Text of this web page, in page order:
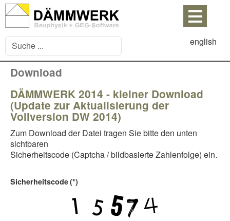
english
Download
DÄMMWERK 2014 - kleiner Download
(Update zur Aktualisierung der
Vollversion DW 2014)
Zum Download der Datei tragen Sie bitte den unten
sichtbaren
Sicherheitscode (Captcha / bildbasierte Zahlenfolge) ein.
Sicherheitscode(*)